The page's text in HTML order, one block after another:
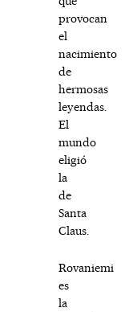
provocan
el
nacimiento
de
hermosas
leyendas.
El
mundo
eligió
la
de
Santa
Claus.
Rovaniemi
es
la